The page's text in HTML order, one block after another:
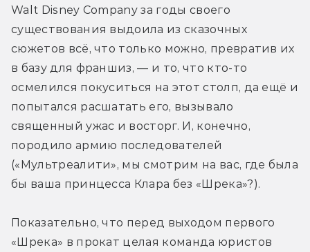
Walt Disney Company за годы своего
существования выдоила из сказочных
сюжетов всё, что только можно, превратив их
в базу для франшиз, — и то, что кто-то
осмелился покуситься на этот столп, да ещё и
попытался расшатать его, вызывало
священный ужас и восторг. И, конечно,
породило армию последователей
(«Мультреалити», мы смотрим на вас, где была
бы ваша принцесса Клара без «Шрека»?).
Показательно, что перед выходом первого
«Шрека» в прокат целая команда юристов